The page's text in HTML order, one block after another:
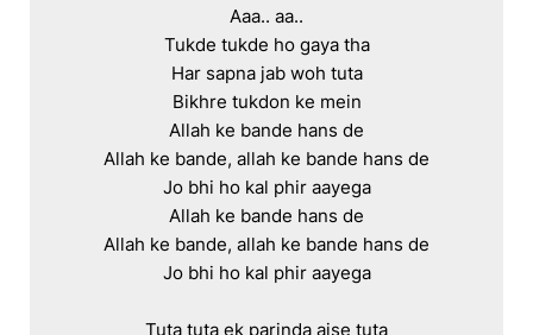
Aaa.. aa..
Tukde tukde ho gaya tha
Har sapna jab woh tuta
Bikhre tukdon ke mein
Allah ke bande hans de
Allah ke bande, allah ke bande hans de
Jo bhi ho kal phir aayega
Allah ke bande hans de
Allah ke bande, allah ke bande hans de
Jo bhi ho kal phir aayega
Tuta tuta ek parinda aise tuta